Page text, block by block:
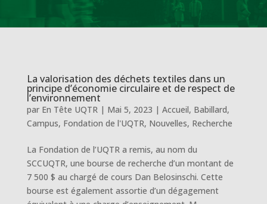
La valorisation des déchets textiles dans un
principe d’économie circulaire et de respect de
l’environnement
par En Tête UQTR| Mai 5, 2023 | Accueil, Babillard,
Campus, Fondation de l'UQTR, Nouvelles, Recherche
La Fondation de l’UQTR a remis, au nom du
SCCUQTR, une bourse de recherche d’un montant de
7 500 $ au chargé de cours Dan Belosinschi. Cette
bourse est également assortie d’un dégagement